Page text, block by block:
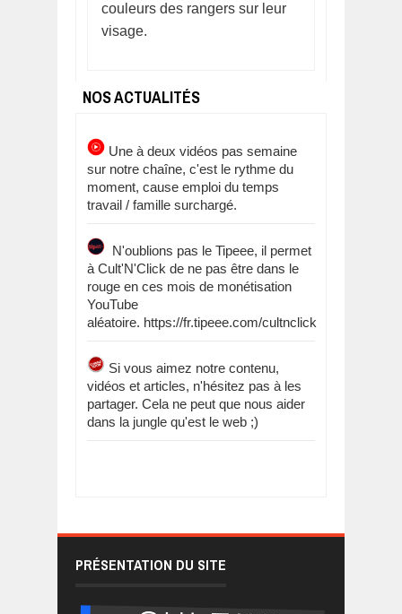
couleurs des rangers sur leur
visage.
NOS ACTUALITÉS
Une à deux vidéos pas semaine
sur notre chaîne, c'est le rythme du
moment, cause emploi du temps
travail / famille surchargé.
N'oublions pas le Tipeee, il permet
à Cult'N'Click de ne pas être dans le
rouge en ces mois de monétisation
YouTube
aléatoire. https://fr.tipeee.com/cultnclick
Si vous aimez notre contenu,
vidéos et articles, n'hésitez pas à les
partager. Cela ne peut que nous aider
dans la jungle qu'est le web ;)
PRÉSENTATION DU SITE